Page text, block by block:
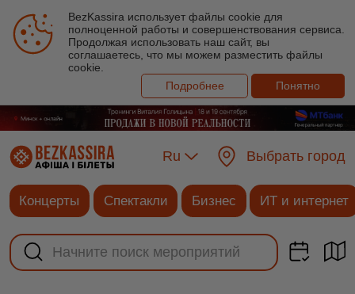
BezKassira использует файлы cookie для
полноценной работы и совершенствования сервиса.
Продолжая использовать наш сайт, вы
соглашаетесь, что мы можем разместить файлы
cookie.
Подробнее
Понятно
Ru Выбрать город
Концерты Спектакли Бизнес ИТ и интернет